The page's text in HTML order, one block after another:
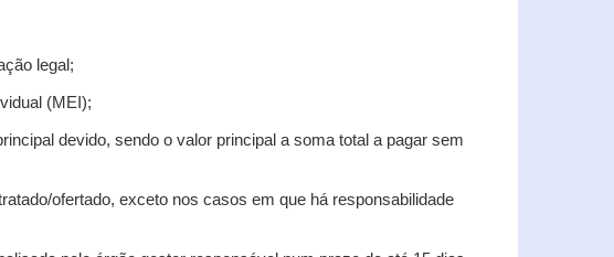
legal;
(MEI);
devido, sendo o valor principal a soma total a pagar sem
ofertado, exceto nos casos em que há responsabilidade